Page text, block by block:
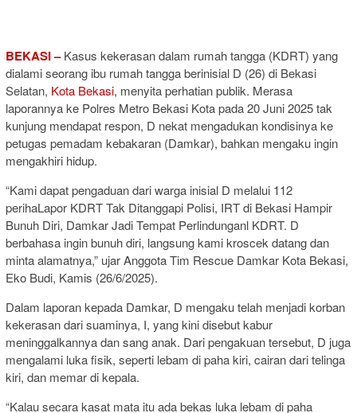
BEKASI –Kasus kekerasan dalam rumah tangga (KDRT) yang
dialami seorang ibu rumah tangga berinisial D (26) di Bekasi
Selatan, Kota Bekasi, menyita perhatian publik. Merasa
laporannya ke Polres Metro Bekasi Kota pada 20 Juni 2025 tak
kunjung mendapat respon, D nekat mengadukan kondisinya ke
petugas pemadam kebakaran (Damkar), bahkan mengaku ingin
mengakhiri hidup.
“Kami dapat pengaduan dari warga inisial D melalui 112
perihaLapor KDRT Tak Ditanggapi Polisi, IRT di Bekasi Hampir
Bunuh Diri, Damkar Jadi Tempat Perlindunganl KDRT. D
berbahasa ingin bunuh diri, langsung kami kroscek datang dan
minta alamatnya,” ujar Anggota Tim Rescue Damkar Kota Bekasi,
Eko Budi, Kamis (26/6/2025).
Dalam laporan kepada Damkar, D mengaku telah menjadi korban
kekerasan dari suaminya, I, yang kini disebut kabur
meninggalkannya dan sang anak. Dari pengakuan tersebut, D juga
mengalami luka fisik, seperti lebam di paha kiri, cairan dari telinga
kiri, dan memar di kepala.
“Kalau secara kasat mata itu ada bekas luka lebam di paha